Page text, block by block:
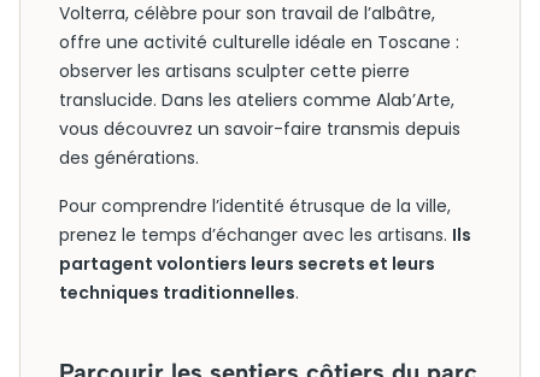
Volterra, célèbre pour son travail de l’albâtre,
offre une activité culturelle idéale en Toscane :
observer les artisans sculpter cette pierre
translucide. Dans les ateliers comme Alab’Arte,
vous découvrez un savoir-faire transmis depuis
des générations.
Pour comprendre l’identité étrusque de la ville,
prenez le temps d’échanger avec les artisans. Ils
partagent volontiers leurs secrets et leurs
techniques traditionnelles.